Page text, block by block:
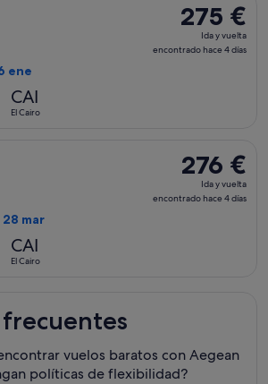
275 €
Ida
y
275 €
Ida y vuelta
encontrado hace 4 días
ene
CAI
El Cairo
276 €
Ida
y
276 €
Ida y vuelta
encontrado hace 4 días
mar
CAI
El Cairo
vuelos baratos con Aegean
políticas de flexibilidad?